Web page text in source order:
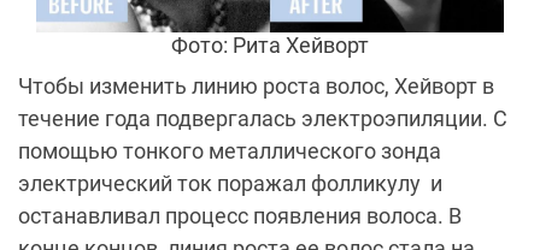
Фото: Рита Хейворт
Чтобы изменить линию роста волос, Хейворт в
течение года подвергалась электроэпиляции. С
помощью тонкого металлического зонда
электрический ток поражал фолликулу и
останавливал процесс появления волоса. В